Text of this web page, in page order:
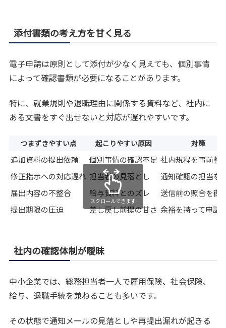
添付書類の考え方を甘く見る
電子申請は原則として添付が少なく見えても、個別事情
によって確認書類が必要になることがあります。
特に、就業規則や退職理由に関係する資料など、社内に
ある文書をすぐ出せないと対応が遅れやすいです。
つまずきやすい点 起こりやすい原因 対策
追加資料の提出依頼 個別事情の確認不足 社内規程を事前整
修正指示への対応遅れ 担当者の見落とし
通知確認の担当を
届出内容の不整合
給与資料とのズレ
送信前の照合を徹
提出期限の圧迫
差し戻し前提の甘さ 余裕を持って申請
スクロールできます
社内の確認体制が曖昧
中小企業では、総務担当者一人で雇用保険、社会保険、
給与、退職手続を兼ねることも多いです。
その状態で通知メールの見落としや再提出漏れが起きる